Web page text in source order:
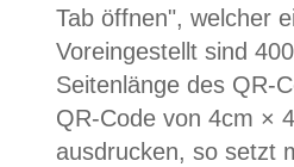
Tab öffnen", welcher
Voreingestellt sind
Seitenlänge des QR-
QR-Code von 4cm ×
ausdrucken, so setzt